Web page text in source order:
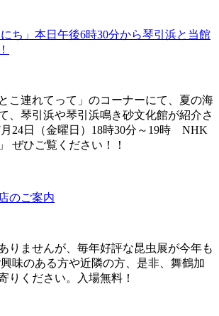
ち」本日午後6時30分から琴引浜と当館
こ連れてって」のコーナーにて、夏の海
、琴引浜や琴引浜鳴き砂文化館が紹介さ
24日（金曜日）18時30分～19時 NHK
ぜひご覧ください！！
のご案内
りませんが、毎年好評な昆虫展が今年も
味のある方や近隣の方、是非、舞鶴加
りください。入場無料！